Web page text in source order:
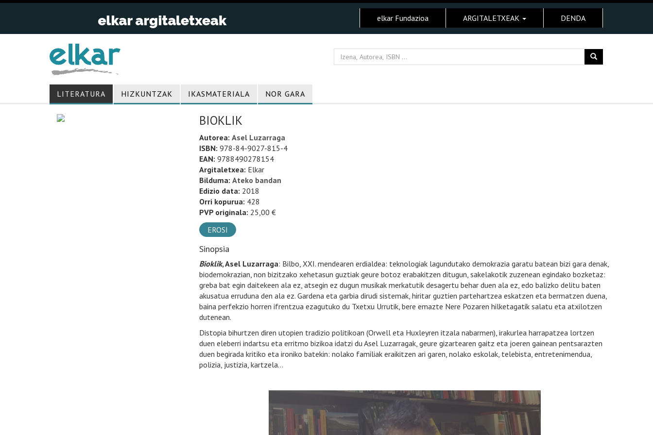
elkar Fundazioa ARGITALETXEAK DENDA
LITERATURA HIZKUNTZAK IKASMATERIALA NOR GARA
BIOKLIK
Autorea: Asel Luzarraga
ISBN: 978-84-9027-815-4
EAN: 9788490278154
Argitaletxea: Elkar
Bilduma: Ateko bandan
Edizio data: 2018
Orri kopurua: 428
PVP originala: 25,00 €
EROSI
Sinopsia
Bioklik, Asel Luzarraga: Bilbo, XXI. mendearen erdialdea: teknologiak lagundutako demokrazia garatu batean bizi gara denak,
biodemokrazian, non bizitzako xehetasun guztiak geure botoz erabakitzen ditugun, sakelakotik zuzenean egindako bozketaz:
greba bat egin daitekeen ala ez, atsegin ez dugun musikak merkatutik desagertu behar duen ala ez, edo balizko delitu baten
akusatua erruduna den ala ez. Gardena eta garbia dirudi sistemak, hiritar guztien partehartzea eskatzen eta bermatzen duena,
baina perfekzio horren ifrentzua ezagutuko du Txetxu Urrutik, bere emazte Nere Pozaren hilketagatik salatu eta atxilotzen
dutenean.
Distopia bihurtzen diren utopien tradizio politikoan (Orwell eta Huxleyren itzala nabarmen), irakurlea harrapatzea lortzen
duen eleberri indartsu eta erritmo bizikoa idatzi du Asel Luzarragak, geure gizartearen gaitz eta joeren gainean pentsarazten
duen begirada kritiko eta ironiko batekin: nolako familiak eraikitzen ari garen, nolako eskolak, telebista, entretenimendua,
polizia, justizia, kartzela…